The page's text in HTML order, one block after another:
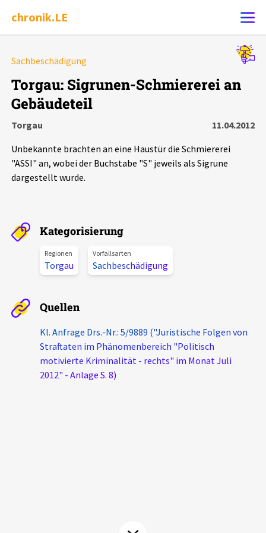
chronik.LE
Chronik
Leipziger Zustände
Phänomene
Alle Beiträge
Veranstaltungen
Pressemitteilungen
Podcasts
Über uns
Projektbeschreibung
Kontakt
Sachbeschädigung
Torgau: Sigrunen-Schmiererei an
Gebäudeteil
Torgau
11.04.2012
Unbekannte brachten an eine Haustür die Schmiererei
"ASSI" an, wobei der Buchstabe "S" jeweils als Sigrune
dargestellt wurde.
Kategorisierung
Regionen
Torgau
Vorfallsarten
Sachbeschädigung
Quellen
Kl. Anfrage Drs.-Nr.: 5/9889 ("Juristische Folgen von
Straftaten im Phänomenbereich "Politisch
motivierte Kriminalität - rechts" im Monat Juli
2012" - Anlage S. 8)
Alle Ereignisse
Ereignisse
Ereignisse